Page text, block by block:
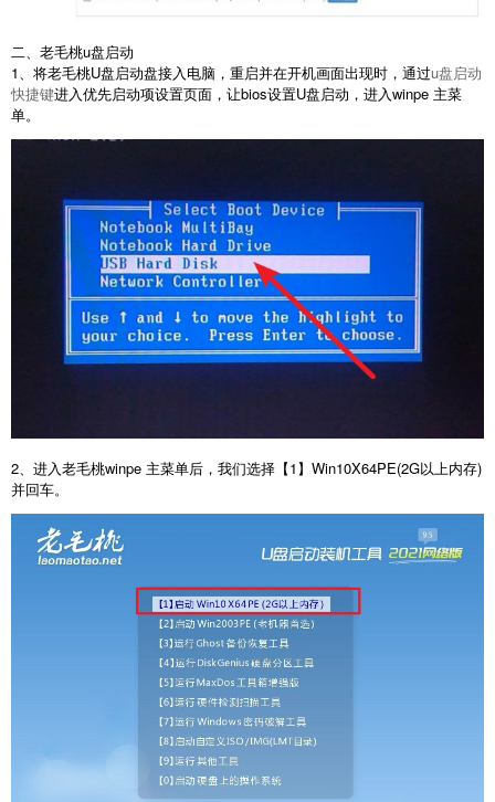
二、老毛桃u盘启动
1、将老毛桃U盘启动盘接入电脑，重启并在开机画面出现时，通过u盘启动
快捷键进入优先启动项设置页面，让bios设置U盘启动，进入winpe 主菜
单。
2、进入老毛桃winpe 主菜单后，我们选择【1】Win10X64PE(2G以上内存)
并回车。